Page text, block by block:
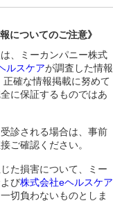
についてのご注意》
、ミーカンパニー株式
ルスケアが調査した情報
確な情報掲載に努めて
に保証するものではあ
診される場合は、事前
ご確認ください。
た損害について、ミー
び株式会社eヘルスケア
切負わないものとしま